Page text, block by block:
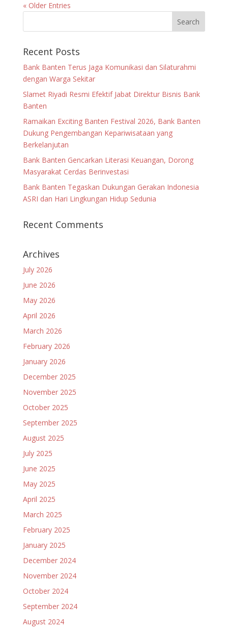
« Older Entries
Recent Posts
Bank Banten Terus Jaga Komunikasi dan Silaturahmi
dengan Warga Sekitar
Slamet Riyadi Resmi Efektif Jabat Direktur Bisnis Bank
Banten
Ramaikan Exciting Banten Festival 2026, Bank Banten
Dukung Pengembangan Kepariwisataan yang
Berkelanjutan
Bank Banten Gencarkan Literasi Keuangan, Dorong
Masyarakat Cerdas Berinvestasi
Bank Banten Tegaskan Dukungan Gerakan Indonesia
ASRI dan Hari Lingkungan Hidup Sedunia
Recent Comments
Archives
July 2026
June 2026
May 2026
April 2026
March 2026
February 2026
January 2026
December 2025
November 2025
October 2025
September 2025
August 2025
July 2025
June 2025
May 2025
April 2025
March 2025
February 2025
January 2025
December 2024
November 2024
October 2024
September 2024
August 2024